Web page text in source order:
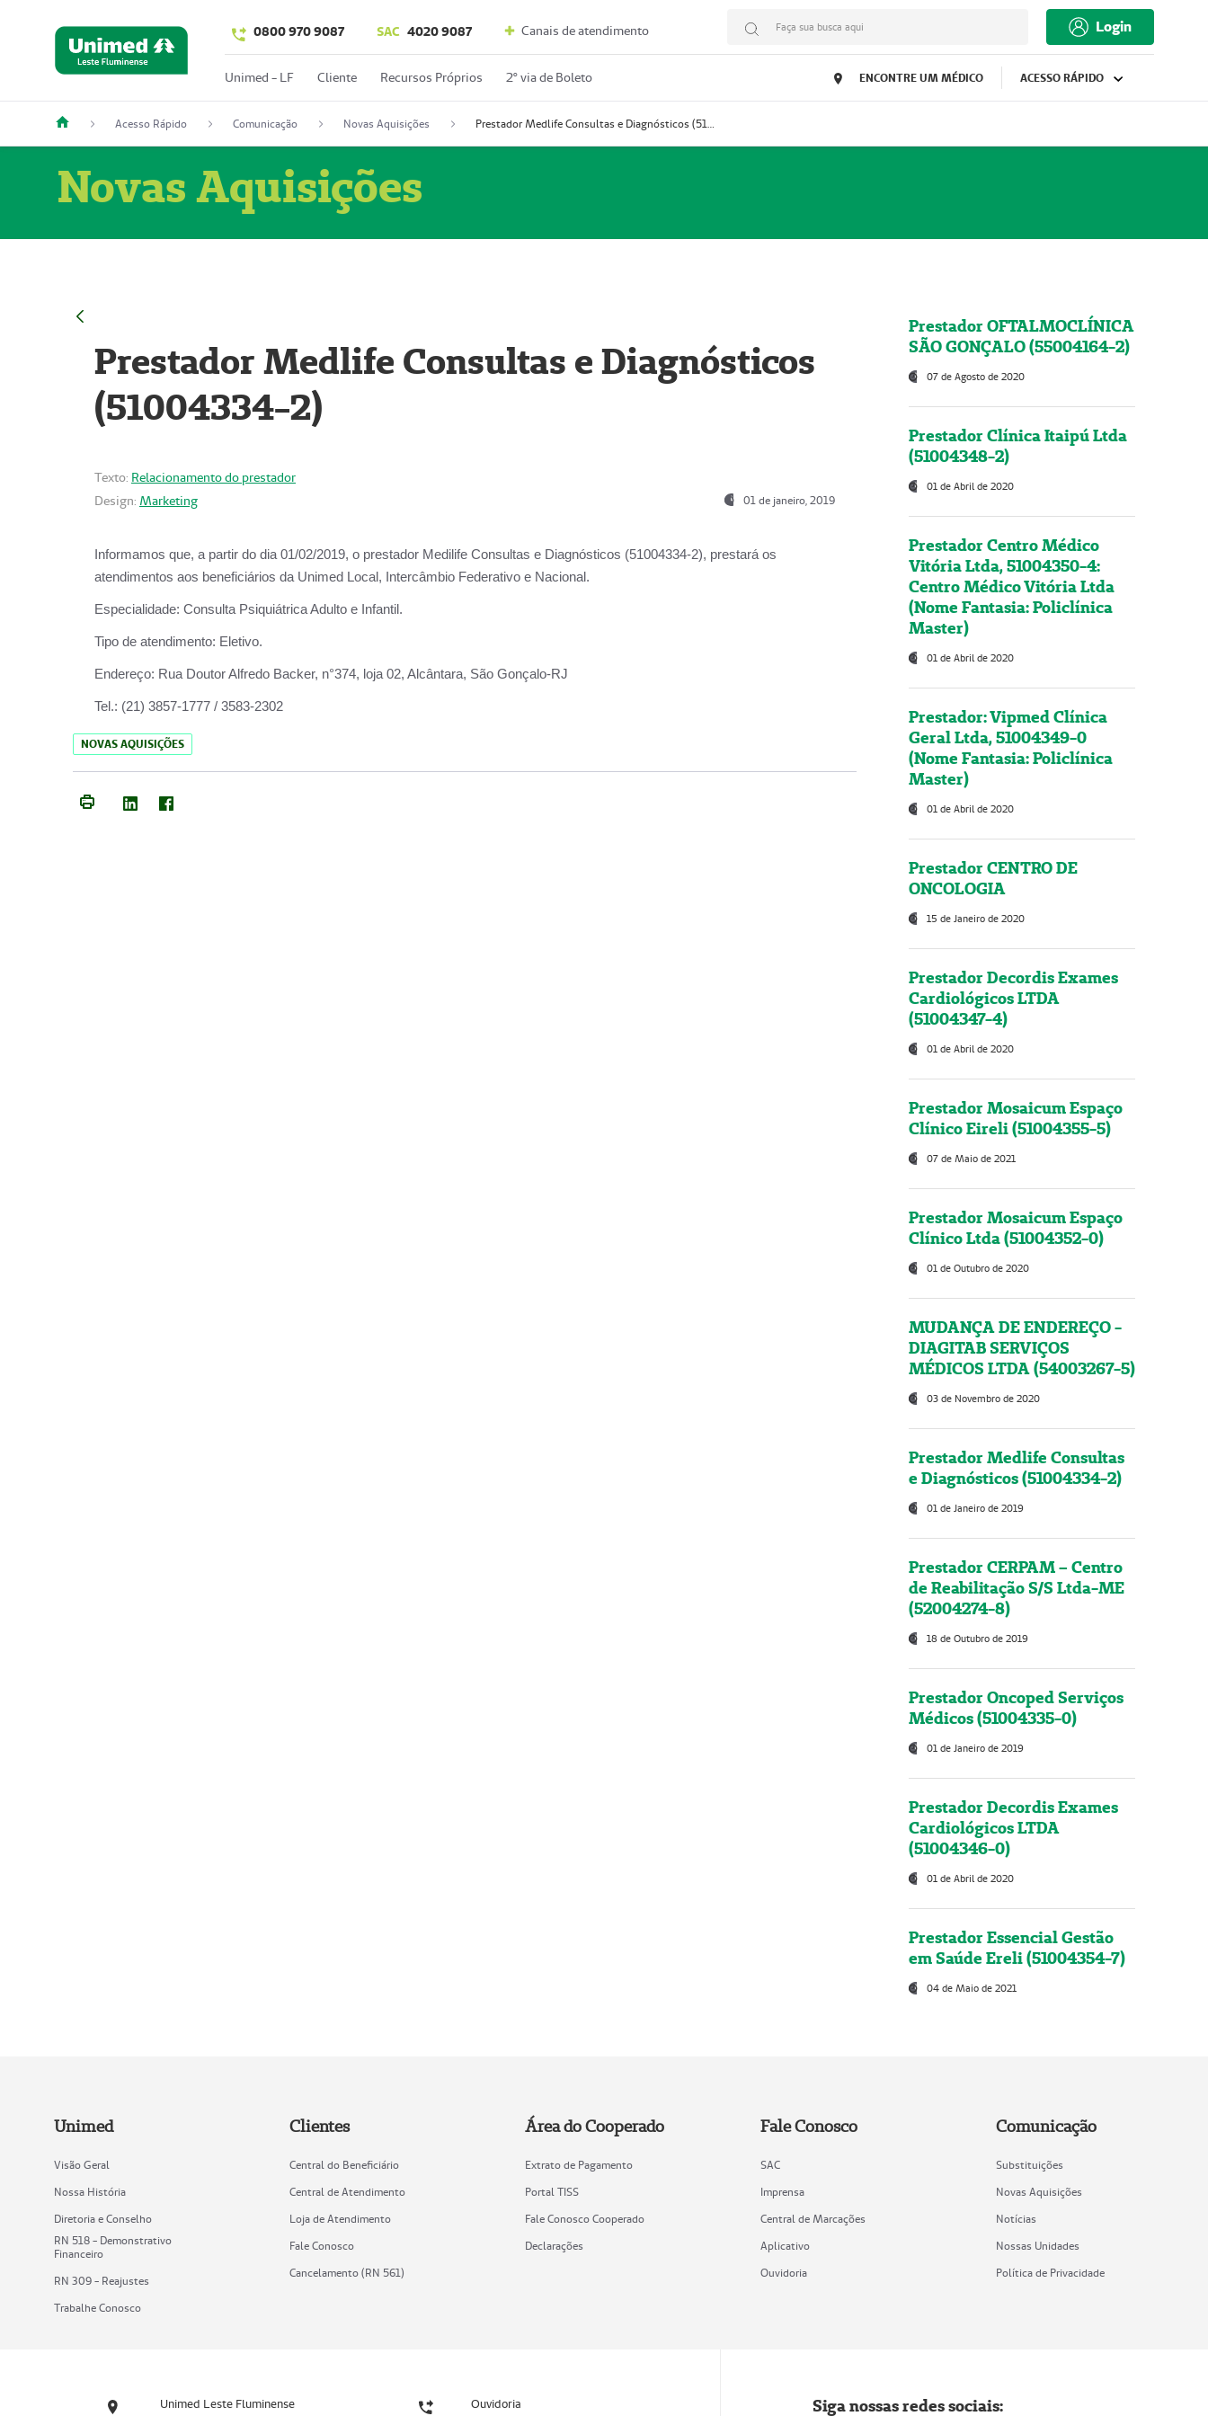
0800 970 9087 SAC 4020 9087 Canais de atendimento Faça sua busca aqui Login
Unimed - LF Cliente Recursos Próprios 2º via de Boleto ENCONTRE UM MÉDICO ACESSO RÁPIDO
Acesso Rápido Comunicação Novas Aquisições Prestador Medlife Consultas e Diagnósticos (51004334-2)
Novas Aquisições
Prestador Medlife Consultas e Diagnósticos
(51004334-2)
Texto: Relacionamento do prestador
Design: Marketing 01 de janeiro, 2019
Informamos que, a partir do dia 01/02/2019, o prestador Medilife Consultas e Diagnósticos (51004334-2), prestará os
atendimentos aos beneficiários da Unimed Local, Intercâmbio Federativo e Nacional.
Especialidade: Consulta Psiquiátrica Adulto e Infantil.
Tipo de atendimento: Eletivo.
Endereço: Rua Doutor Alfredo Backer, n°374, loja 02, Alcântara, São Gonçalo-RJ
Tel.: (21) 3857-1777 / 3583-2302
NOVAS AQUISIÇÕES
Prestador OFTALMOCLÍNICA
SÃO GONÇALO (55004164-2)
07 de Agosto de 2020
Prestador Clínica Itaipú Ltda
(51004348-2)
01 de Abril de 2020
Prestador Centro Médico
Vitória Ltda, 51004350-4:
Centro Médico Vitória Ltda
(Nome Fantasia: Policlínica
Master)
01 de Abril de 2020
Prestador: Vipmed Clínica
Geral Ltda, 51004349-0
(Nome Fantasia: Policlínica
Master)
01 de Abril de 2020
Prestador CENTRO DE
ONCOLOGIA
15 de Janeiro de 2020
Prestador Decordis Exames
Cardiológicos LTDA
(51004347-4)
01 de Abril de 2020
Prestador Mosaicum Espaço
Clínico Eireli (51004355-5)
07 de Maio de 2021
Prestador Mosaicum Espaço
Clínico Ltda (51004352-0)
01 de Outubro de 2020
MUDANÇA DE ENDEREÇO -
DIAGITAB SERVIÇOS
MÉDICOS LTDA (54003267-5)
03 de Novembro de 2020
Prestador Medlife Consultas
e Diagnósticos (51004334-2)
01 de Janeiro de 2019
Prestador CERPAM – Centro
de Reabilitação S/S Ltda-ME
(52004274-8)
18 de Outubro de 2019
Prestador Oncoped Serviços
Médicos (51004335-0)
01 de Janeiro de 2019
Prestador Decordis Exames
Cardiológicos LTDA
(51004346-0)
01 de Abril de 2020
Prestador Essencial Gestão
em Saúde Ereli (51004354-7)
04 de Maio de 2021
Unimed
Visão Geral
Nossa História
Diretoria e Conselho
RN 518 - Demonstrativo
Financeiro
RN 309 - Reajustes
Trabalhe Conosco
Clientes
Central do Beneficiário
Central de Atendimento
Loja de Atendimento
Fale Conosco
Cancelamento (RN 561)
Área do Cooperado
Extrato de Pagamento
Portal TISS
Fale Conosco Cooperado
Declarações
Fale Conosco
SAC
Imprensa
Central de Marcações
Aplicativo
Ouvidoria
Comunicação
Substituições
Novas Aquisições
Notícias
Nossas Unidades
Política de Privacidade
Unimed Leste Fluminense Ouvidoria Siga nossas redes sociais: